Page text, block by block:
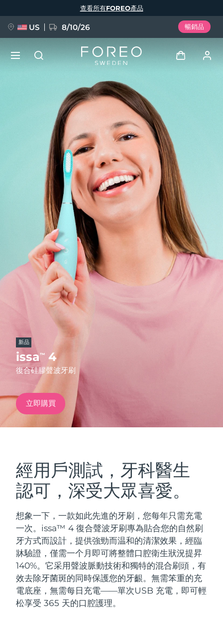
新品
issa™ 4
復合硅膠聲波牙刷
立即購買
經用戶測試，牙科醫生
認可，深受大眾喜愛。
想象一下，一款如此先進的牙刷，您每年只需充電
一次。issa™ 4 復合聲波牙刷專為貼合您的自然刷
牙方式而設計，提供強勁而温和的清潔效果，經臨
牀驗證，僅需一个月即可將整體口腔衛生狀況提昇
140%。它采用聲波脈動技術和獨特的混合刷頭，有
效去除牙菌斑的同時保護您的牙齦。無需笨重的充
電底座，無需每日充電——單次USB 充電，即可輕
松享受 365 天的口腔護理。
查看所有FOREO產品
US 8/10/26 暢銷品
我的訂單
我的地址
我的訂閱
FAQ™ Pure Beauty-Tech Elixir
BREAKING NEWS
issa™ Teeth Whitening Set
FAQ™ Dual LED Panel
熱門產品
特別優惠
紅光療法
LUNA™ 4 套裝
Anti-aging massage
LUNA™ 4 Plus
Massage, LED heating
BEAR™ 2 套裝
Microcurrent toning
BEAR™ 2 go
Microcurrent toning on-the-go
補水保濕
UFO™ 3 套裝
Deep facial hydration
口腔護理
issa™ 4
Hybrid silicone sonic toothbrush
FAQ™ 抗老護理
Deutsch
Español
Français
Italiano
Português
Svenska
Русский
简体中文 繁體中文
發貨國家
美國 預計送達日期10/08/2026
預計送達日期 09/08/2026
西班牙 預計送達日期
澳洲
法國
德國
加拿大
奧地利 預計送達日期09/08/2026
巴林 預計送達日期10/08/2026
比利時 預計送達日期 09/08/2026
百慕達 預計送達日期15/08/2026
波士尼亞與赫塞哥維納 預計送達日期12/08/2026
汶萊 預計送達日期14/08/2026
保加利亞